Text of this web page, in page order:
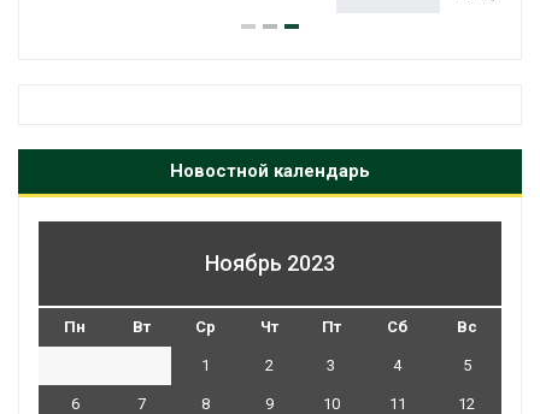
Новостной календарь
Ноябрь 2023
Пн Вт Ср Чт Пт Сб Вс
1 2 3 4 5
6 7 8 9 10 11 12